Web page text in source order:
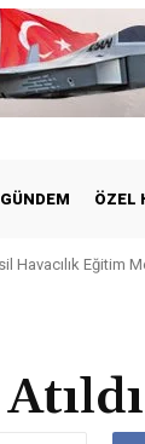
GÜNDEM ÖZEL
Eğitim